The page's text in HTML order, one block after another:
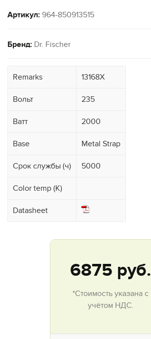
Артикул: 964-850913515
Бренд: Dr. Fischer
Remarks 13168X
Вольт 235
Ватт 2000
Base Metal Strap
Срок службы (ч) 5000
Color temp (K)
Datasheet
6875 руб.
*Стоимость указана с
учётом НДС.